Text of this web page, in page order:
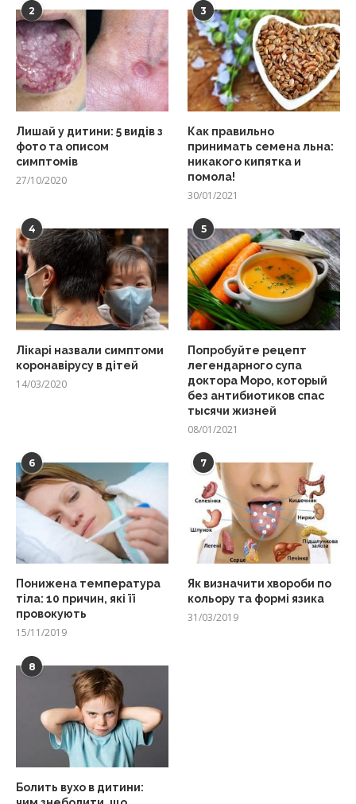
2
Лишай у дитини: 5 видів з
фото та описом
симптомів
27/10/2020
3
Как правильно
принимать семена льна:
никакого кипятка и
помола!
30/01/2021
4
Лікарі назвали симптоми
коронавірусу в дітей
14/03/2020
5
Попробуйте рецепт
легендарного супа
доктора Моро, который
без антибиотиков спас
тысячи жизней
08/01/2021
6
Понижена температура
тіла: 10 причин, які її
провокують
15/11/2019
7
Як визначити хвороби по
кольору та формі язика
31/03/2019
8
Болить вухо в дитини: